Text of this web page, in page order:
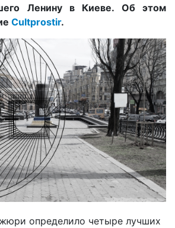
Ленину в Киеве. Об этом
Cultprostir.
определило четыре лучших